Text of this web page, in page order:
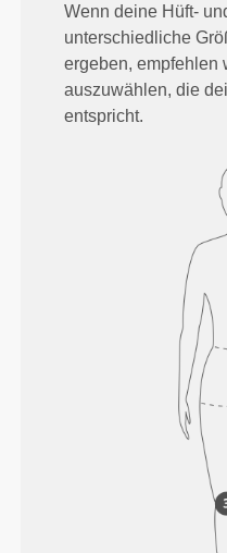
Wenn deine Hüft-
unterschiedliche
ergeben, empfehlen
auszuwählen, die
entspricht.